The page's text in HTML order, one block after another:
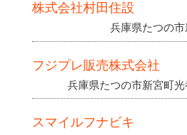
株式会社村田住設
兵庫県たつの
フジプレ販売株式会社
兵庫県たつの市新宮町
スマイルフナビキ